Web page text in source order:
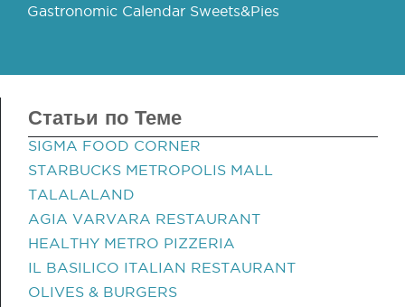
Gastronomic Calendar Sweets&Pies
Статьи по Теме
SIGMA FOOD CORNER
STARBUCKS METROPOLIS MALL
TALALALAND
AGIA VARVARA RESTAURANT
HEALTHY METRO PIZZERIA
IL BASILICO ITALIAN RESTAURANT
OLIVES & BURGERS